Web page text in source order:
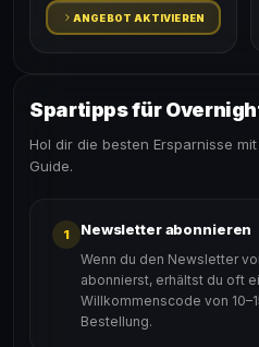
ANGEBOT AKTIVIEREN
Spartipps für
Hol dir die besten Ersparnisse
Guide.
1 Newsletter abonnieren
Wenn du den Newsletter
abonnierst, erhältst du oft
Willkommenscode von
Bestellung.